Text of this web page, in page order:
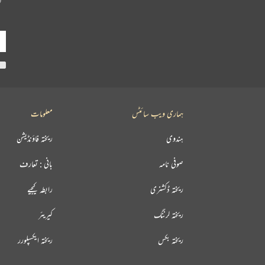
معلومات
ریختہ فاؤنڈیشن
بانی : تعارف
رابطہ کیجیے
کیریئر
ریختہ ایکسپلورر
ہماری ویب سائٹس
ہندوی
صوفی نامہ
ریختہ ڈکشنری
ریختہ لرننگ
ریختہ بکس